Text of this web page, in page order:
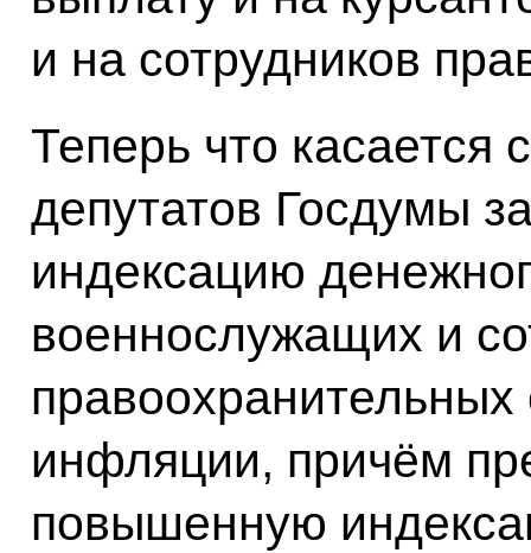
и на сотрудников
Теперь что
депутатов Госдумы
индексацию
военнослужащих и
инфляции, причём
повышенную